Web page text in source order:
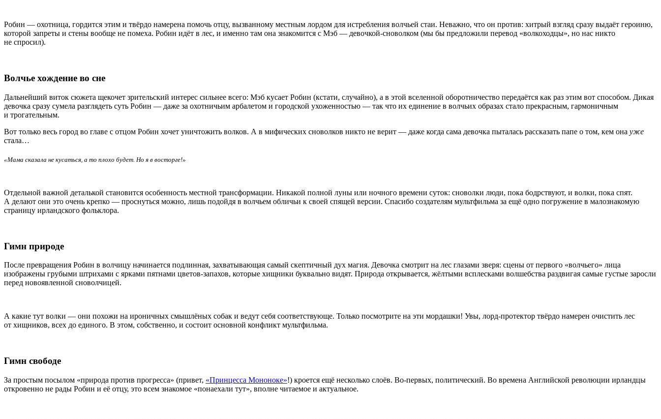
Робин — охотница, гордится этим и твёрдо намерена помочь отцу, вызванному местным лордом для истребления волчьей стаи. Неважно, что он против: хитрый взгляд сразу выдаёт героиню,
которой запреты и стены вообще не помеха. Робин идёт в лес, и именно там она знакомится с Мэб — девочкой-сноволком (мы бы предложили перевод «волкоходцы», но нас никто
не спросил).
Волчье хождение во сне
Дальнейший виток сюжета щекочет зрительский интерес сильнее всего: Мэб кусает Робин (кстати, случайно), а в этой вселенной оборотничество передаётся как раз этим вот способом. Дикая
девочка сразу сумела разглядеть суть Робин — даже за охотничьим арбалетом и городской ухоженностью — так что их единение в волчьих образах стало прекрасным, гармоничным
и трогательным.
Вот только весь город во главе с отцом Робин хочет уничтожить волков. А в мифических сноволков никто не верит — даже когда сама девочка пыталась рассказать папе о том, кем она уже
стала…
«Мама сказала не кусаться, а то плохо будет. Но я в восторге!»
Отдельной важной деталькой становится особенность местной трансформации. Никакой полной луны или ночного времени суток: сноволки люди, пока бодрствуют, и волки, пока спят.
А делают они это очень крепко — проснуться можно, лишь подойдя в волчьем обличьи к своей спящей версии. Спасибо создателям мультфильма за ещё одно погружение в малознакомую
страницу ирландского фольклора.
Гимн природе
После превращения Робин в волчицу начинается подлинная, захватывающая самый скептичный дух магия. Девочка смотрит на лес глазами зверя: сцены от первого «волчьего» лица
изображены грубыми штрихами с ярками пятнами цветов-запахов, которые хищники буквально видят. Природа открывается, жёлтыми всплесками волшебства раздвигая самые густые заросли
перед новоявленной сноволчицей.
А какие тут волки — они похожи на ироничных смышлёных собак и ведут себя соответствующе. Только посмотрите на эти мордашки! Увы, лорд-протектор твёрдо намерен очистить лес
от хищников, всех до единого. В этом, собственно, и состоит основной конфликт мультфильма.
Гимн свободе
За простым посылом «природа против прогресса» (привет, «Принцесса Мононоке»!) кроется ещё несколько слоёв. Во-первых, политический. Во времена Английской революции ирландцы
откровенно не рады Робин и её отцу, это всем знакомое «понаехали тут», вполне читаемое и актуальное.